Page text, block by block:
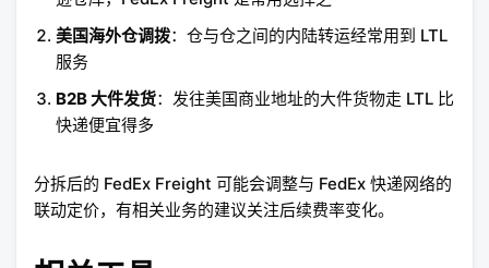
美国海外仓调拨：仓与仓之间的内陆转运经常用到 LTL
服务
B2B 大件发货：发往美国商业地址的大件货物走 LTL 比
快递便宜得多
分拆后的 FedEx Freight 可能会调整与 FedEx 快递网络的
联动定价，有相关业务的建议关注后续费率变化。